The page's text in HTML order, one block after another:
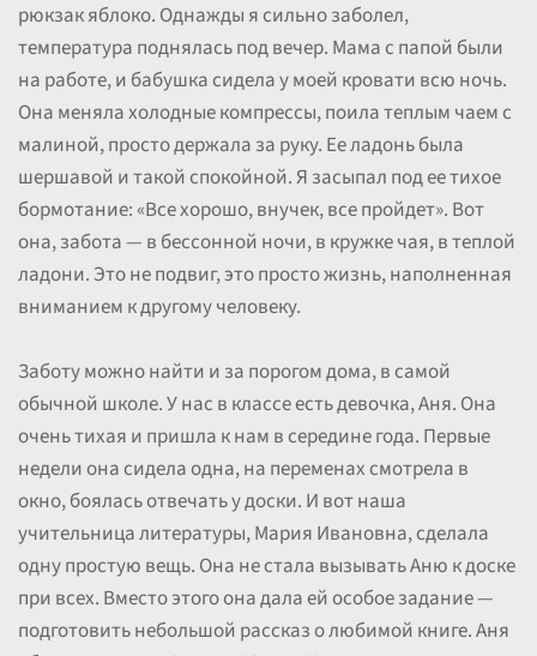
рюкзак яблоко. Однажды я сильно заболел,
температура поднялась под вечер. Мама с папой были
на работе, и бабушка сидела у моей кровати всю ночь.
Она меняла холодные компрессы, поила теплым чаем с
малиной, просто держала за руку. Ее ладонь была
шершавой и такой спокойной. Я засыпал под ее тихое
бормотание: «Все хорошо, внучек, все пройдет». Вот
она, забота — в бессонной ночи, в кружке чая, в теплой
ладони. Это не подвиг, это просто жизнь, наполненная
вниманием к другому человеку.
Заботу можно найти и за порогом дома, в самой
обычной школе. У нас в классе есть девочка, Аня. Она
очень тихая и пришла к нам в середине года. Первые
недели она сидела одна, на переменах смотрела в
окно, боялась отвечать у доски. И вот наша
учительница литературы, Мария Ивановна, сделала
одну простую вещь. Она не стала вызывать Аню к доске
при всех. Вместо этого она дала ей особое задание —
подготовить небольшой рассказ о любимой книге. Аня